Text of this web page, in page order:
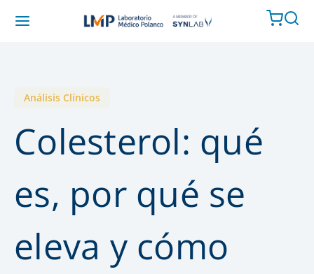
Análisis Clínicos
Colesterol: qué
es, por qué se
eleva y cómo